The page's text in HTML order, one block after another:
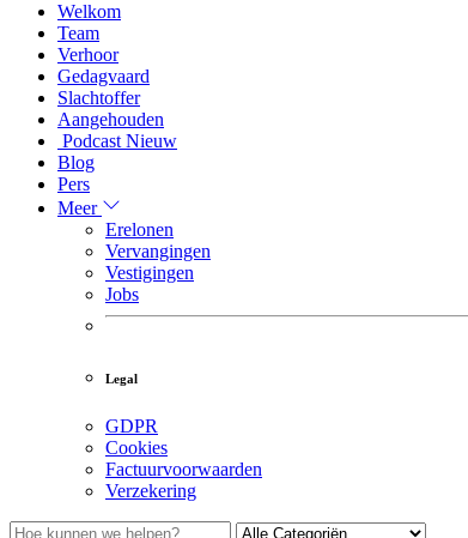
Welkom
Team
Verhoor
Gedagvaard
Slachtoffer
Aangehouden
Podcast Nieuw
Blog
Pers
Meer
Erelonen
Vervangingen
Vestigingen
Jobs
Legal
GDPR
Cookies
Factuurvoorwaarden
Verzekering